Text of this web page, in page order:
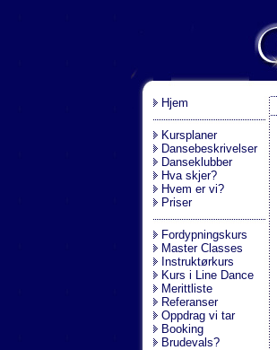
Hjem
Kursplaner
Dansebeskrivelser
Danseklubber
Hva skjer?
Hvem er vi?
Priser
Fordypningskurs
Master Classes
Instruktørkurs
Kurs i Line Dance
Merittliste
Referanser
Oppdrag vi tar
Booking
Brudevals?